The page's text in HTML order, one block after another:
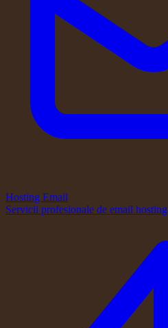
Hosting Email
Servicii profesionale de email hosting